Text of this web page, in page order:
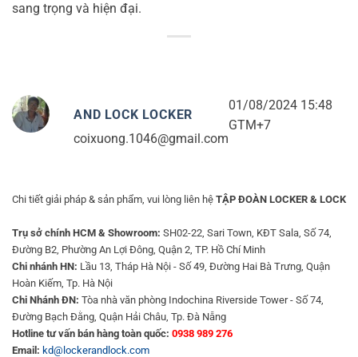
sang trọng và hiện đại.
AND LOCK LOCKER
coixuong.1046@gmail.com
01/08/2024 15:48
GTM+7
Chi tiết giải pháp & sản phẩm, vui lòng liên hệ TẬP ĐOÀN LOCKER & LOCK
Trụ sở chính HCM & Showroom: SH02-22, Sari Town, KĐT Sala, Số 74,
Đường B2, Phường An Lợi Đông, Quận 2, TP. Hồ Chí Minh
Chi nhánh HN: Lầu 13, Tháp Hà Nội - Số 49, Đường Hai Bà Trưng, Quận
Hoàn Kiếm, Tp. Hà Nội
Chi Nhánh ĐN: Tòa nhà văn phòng Indochina Riverside Tower - Số 74,
Đường Bạch Đằng, Quận Hải Châu, Tp. Đà Nẵng
Hotline tư vấn bán hàng toàn quốc: 0938 989 276
Email: kd@lockerandlock.com